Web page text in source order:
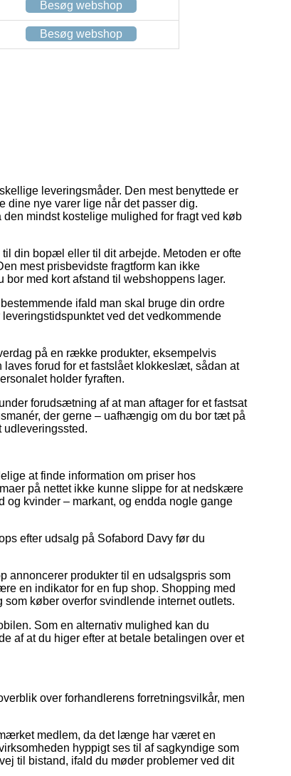
Besøg webshop
Besøg webshop
leveringsmåder. Den mest benyttede er
dine nye varer lige når det passer dig.
mindst kostelige mulighed for fragt ved køb
din bopæl eller til dit arbejde. Metoden er ofte
mest prisbevidste fragtform kan ikke
med kort afstand til webshoppens lager.
ifald man skal bruge din ordre
ved det vedkommende
på en række produkter, eksempelvis
forud for et fastslået klokkeslæt, sådan at
holder fyraften.
forudsætning af at man aftager for et fastsat
der gerne – uafhængig om du bor tæt på
udleveringssted.
at finde information om priser hos
på nettet ikke kunne slippe for at nedskære
kvinder – markant, og endda nogle gange
efter udsalg på Sofabord Davy før du
annoncerer produkter til en udsalgspris som
en indikator for en fup shop. Shopping med
køber overfor svindlende internet outlets.
Som en alternativ mulighed kan du
af at du higer efter at betale betalingen over et
over forhandlerens forretningsvilkår, men
medlem, da det længe har været en
hyppigt ses til af sagkyndige som
til bistand, ifald du møder problemer ved dit